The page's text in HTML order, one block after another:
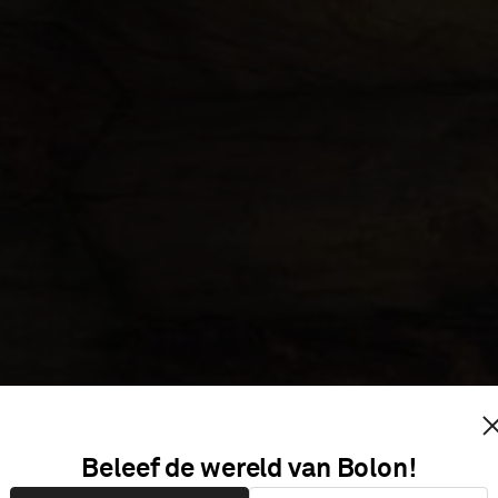
Beleef de wereld van Bolon!